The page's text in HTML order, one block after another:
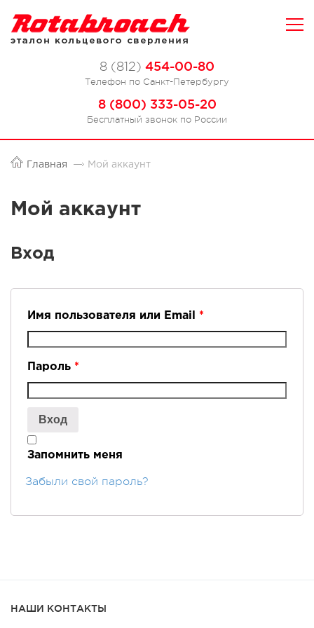
8 (812) 454-00-80
Телефон по Санкт-Петербургу
8 (800) 333-05-20
Бесплатный звонок по России
Главная Мой аккаунт
Мой аккаунт
Вход
Имя пользователя или Email *
Пароль *
Запомнить меня
Забыли свой пароль?
НАШИ КОНТАКТЫ